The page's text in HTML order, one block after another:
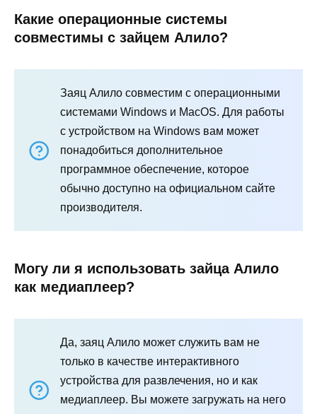
Какие операционные системы
совместимы с зайцем Алило?
Заяц Алило совместим с операционными
системами Windows и MacOS. Для работы
с устройством на Windows вам может
понадобиться дополнительное
программное обеспечение, которое
обычно доступно на официальном сайте
производителя.
Могу ли я использовать зайца Алило
как медиаплеер?
Да, заяц Алило может служить вам не
только в качестве интерактивного
устройства для развлечения, но и как
медиаплеер. Вы можете загружать на него